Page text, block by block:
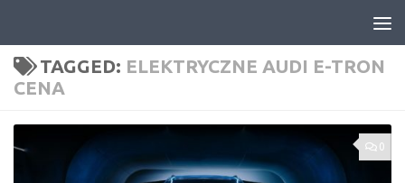
TAGGED: ELEKTRYCZNE AUDI E-TRON
CENA
0